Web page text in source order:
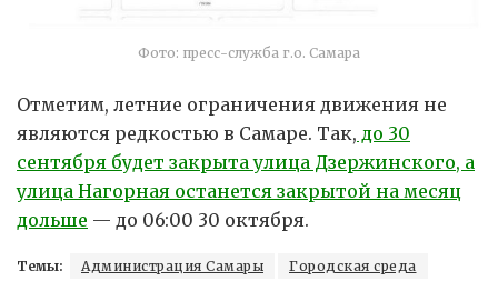
Фото: пресс-служба г.о. Самара
Отметим, летние ограничения движения не
являются редкостью в Самаре. Так, до 30
сентября будет закрыта улица Дзержинского, а
улица Нагорная останется закрытой на месяц
дольше — до 06:00 30 октября.
Темы: Администрация Самары
Городская среда